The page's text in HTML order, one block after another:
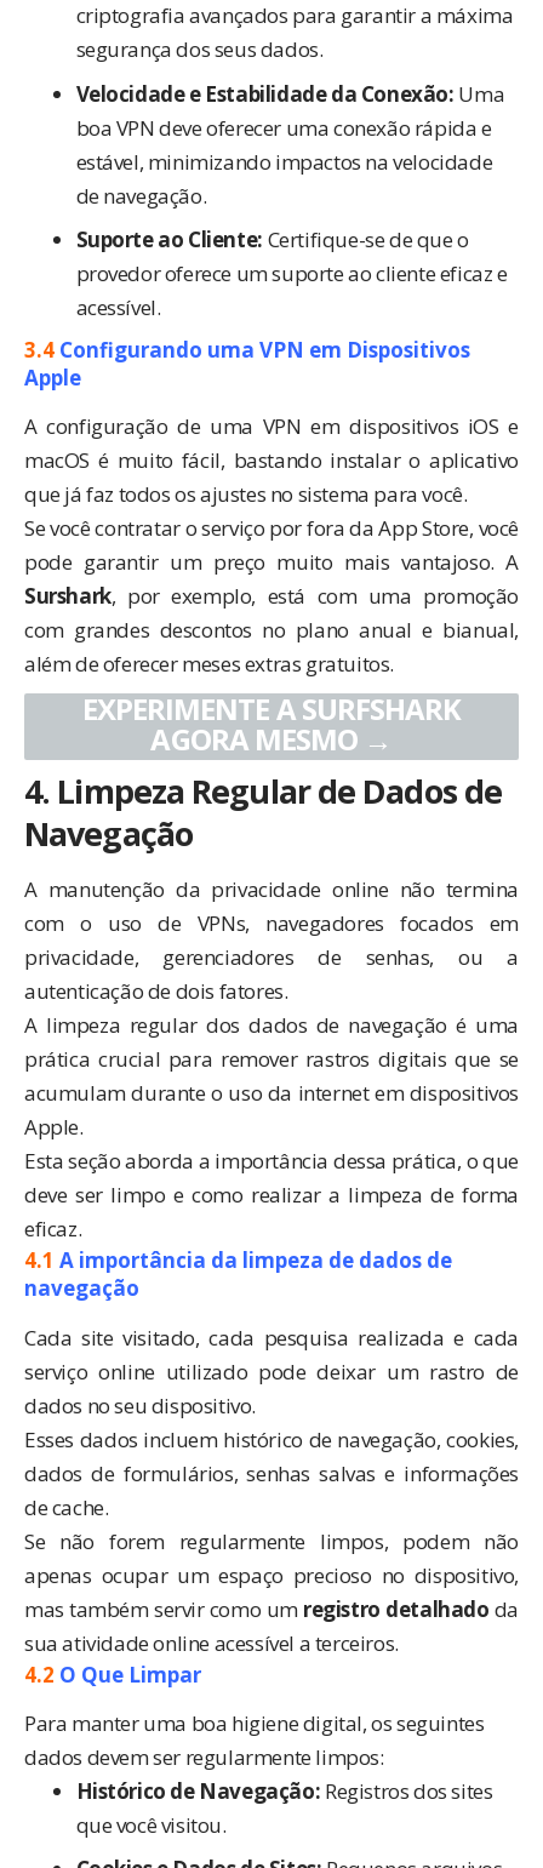
criptografia avançados para garantir a máxima
segurança dos seus dados.
Velocidade e Estabilidade da Conexão: Uma
boa VPN deve oferecer uma conexão rápida e
estável, minimizando impactos na velocidade
de navegação.
Suporte ao Cliente: Certifique-se de que o
provedor oferece um suporte ao cliente eficaz e
acessível.
3.4 Configurando uma VPN em Dispositivos
Apple
A configuração de uma VPN em dispositivos iOS e
macOS é muito fácil, bastando instalar o aplicativo
que já faz todos os ajustes no sistema para você.
Se você contratar o serviço por fora da App Store, você
pode garantir um preço muito mais vantajoso. A
Surshark, por exemplo, está com uma promoção
com grandes descontos no plano anual e bianual,
além de oferecer meses extras gratuitos.
EXPERIMENTE A SURFSHARK
AGORA MESMO →
4. Limpeza Regular de Dados de
Navegação
A manutenção da privacidade online não termina
com o uso de VPNs, navegadores focados em
privacidade, gerenciadores de senhas, ou a
autenticação de dois fatores.
A limpeza regular dos dados de navegação é uma
prática crucial para remover rastros digitais que se
acumulam durante o uso da internet em dispositivos
Apple.
Esta seção aborda a importância dessa prática, o que
deve ser limpo e como realizar a limpeza de forma
eficaz.
4.1 A importância da limpeza de dados de
navegação
Cada site visitado, cada pesquisa realizada e cada
serviço online utilizado pode deixar um rastro de
dados no seu dispositivo.
Esses dados incluem histórico de navegação, cookies,
dados de formulários, senhas salvas e informações
de cache.
Se não forem regularmente limpos, podem não
apenas ocupar um espaço precioso no dispositivo,
mas também servir como umregistro detalhado da
sua atividade online acessível a terceiros.
4.2 O Que Limpar
Para manter uma boa higiene digital, os seguintes
dados devem ser regularmente limpos:
Histórico de Navegação: Registros dos sites
que você visitou.